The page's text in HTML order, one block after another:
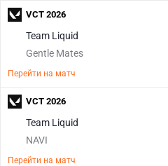
Team Liquid
Gentle Mates
Перейти на матч
VCT 2026
Team Liquid
NAVI
Перейти на матч
VCT 2026